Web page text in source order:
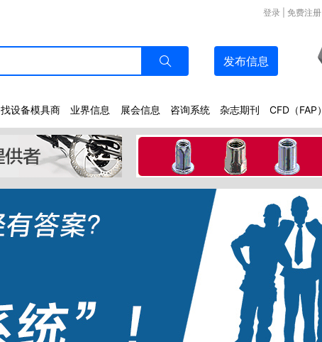
登录 免费注册
发布信息
找设备模具商 业界信息 展会信息 咨询系统 杂志期刊 CFD（FAP）